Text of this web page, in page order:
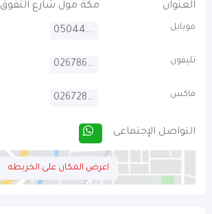
العنوان مكة مول شارع التفوق
موبايل 0504443264
تليفون 026786346
فاكس 026728105
التواصل الإجتماعى
اعرض المكان على الخريطه